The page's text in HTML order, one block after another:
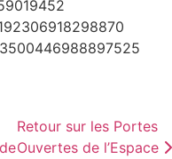
Retour sur les Portes
Ouvertes de l’Espace